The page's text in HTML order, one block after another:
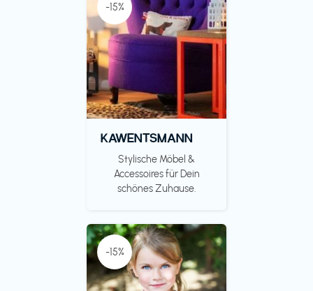
-15%
KAWENTSMANN
Stylische Möbel &
Accessoires für Dein
schönes Zuhause.
-15%